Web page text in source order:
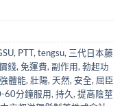
, PTT,tengsu, 三代日本藤
錢,免運費,副作用,勃起功
體能,壯陽,天然,安全, 屈臣
60分鐘服用,持久,提高陰莖